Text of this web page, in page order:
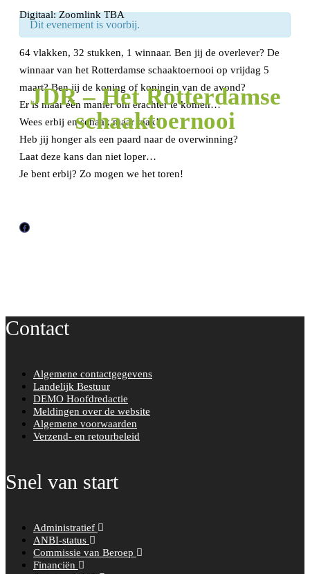
Dit evenement is voorbij.
JDR – Het Rotterdamse
schaaktoernooi
Digitaal: Zoomlink TBA
64 vlakken, 32 stukken, 1 winnaar. Ben jij de overlever? De
winnaar van het Rotterdamse schaaktoernooi op vrijdag 5
maart? Ben jij de koning of koningin van de avond?
Er is maar één manier om erachter te komen…
Wees erbij en schaak maar raak!
Heb jij honger als een paard naar de overwinning?
Laat deze kans dan niet loper…
Je bent erbij? Zo mogen we het toren!
F
o
Contact
Algemene contactgegevens
Landelijk Bestuur
DEMO Hoofdredactie
Meldingen over de website
Algemene voorwaarden
Verzend- en retourbeleid
Snel van start
Administratief
ANBI-status
Commissie van Beroep
Financiën